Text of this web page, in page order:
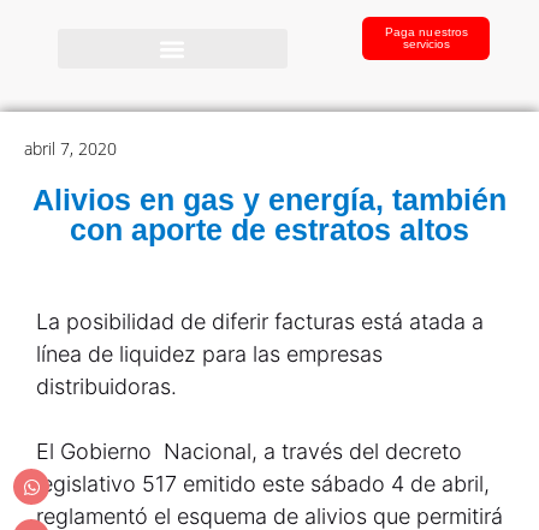
Paga nuestros
servicios
abril 7, 2020
Alivios en gas y energía, también
con aporte de estratos altos
La posibilidad de diferir facturas está atada a
línea de liquidez para las empresas
distribuidoras.
El Gobierno Nacional, a través del decreto
legislativo 517 emitido este sábado 4 de abril,
reglamentó el esquema de alivios que permitirá